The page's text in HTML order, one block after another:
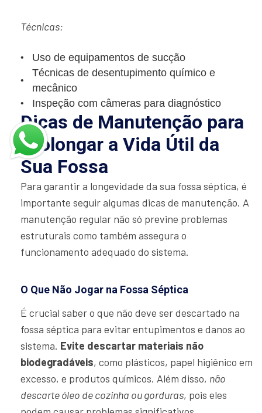
Técnicas:
Uso de equipamentos de sucção
Técnicas de desentupimento químico e
mecânico
Inspeção com câmeras para diagnóstico
Dicas de Manutenção para
Prolongar a Vida Útil da
Sua Fossa
Para garantir a longevidade da sua fossa séptica, é
importante seguir algumas dicas de manutenção. A
manutenção regular não só previne problemas
estruturais como também assegura o
funcionamento adequado do sistema.
O Que Não Jogar na Fossa Séptica
É crucial saber o que não deve ser descartado na
fossa séptica para evitar entupimentos e danos ao
sistema. Evite descartar materiais não
biodegradáveis, como plásticos, papel higiênico em
excesso, e produtos químicos. Além disso, não
descarte óleo de cozinha ou gorduras, pois eles